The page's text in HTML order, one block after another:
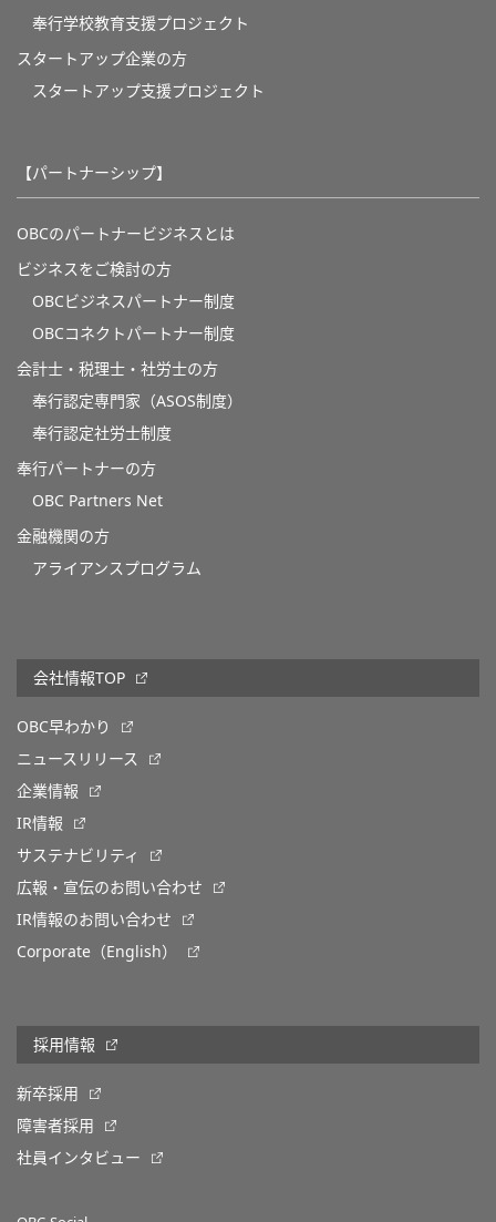
奉⾏学校教育⽀援プロジェクト
スタートアップ企業の方
スタートアップ支援プロジェクト
【パートナーシップ】
OBCのパートナービジネスとは
ビジネスをご検討の方
OBCビジネスパートナー制度
OBCコネクトパートナー制度
会計士・税理士・社労士の方
奉行認定専門家（ASOS制度）
奉行認定社労士制度
奉行パートナーの方
OBC Partners Net
金融機関の方
アライアンスプログラム
会社情報TOP
OBC早わかり
ニュースリリース
企業情報
IR情報
サステナビリティ
広報・宣伝のお問い合わせ
IR情報のお問い合わせ
Corporate（English）
採用情報
新卒採用
障害者採用
社員インタビュー